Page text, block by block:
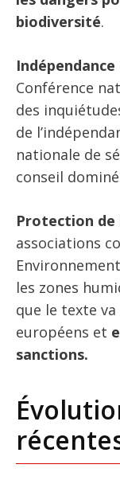
biodiversité.
Conférence
des
de
nationale de
conseil
Protection de
associations
les zones
que le texte va
européens et
sanctions.